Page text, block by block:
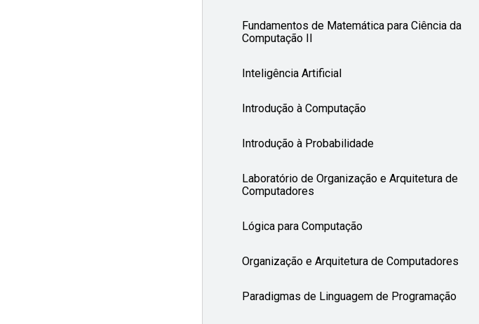
Fundamentos de Matemática para Ciência da
Computação II
Inteligência Artificial
Introdução à Computação
Introdução à Probabilidade
Laboratório de Organização e Arquitetura de
Computadores
Lógica para Computação
Organização e Arquitetura de Computadores
Paradigmas de Linguagem de Programação